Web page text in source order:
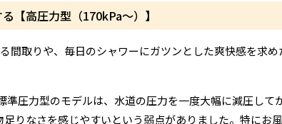
【高圧力型（170kPa〜）】
間取りや、毎日のシャワーにガツンとした爽快感を求
準圧力型のモデルは、水道の圧力を一度大幅に減圧して
りなさを感じやすいという弱点がありました。特にお